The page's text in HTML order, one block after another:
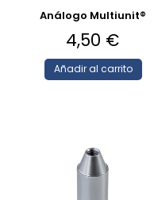
Análogo Multiunit®
4,50 €
Añadir al carrito